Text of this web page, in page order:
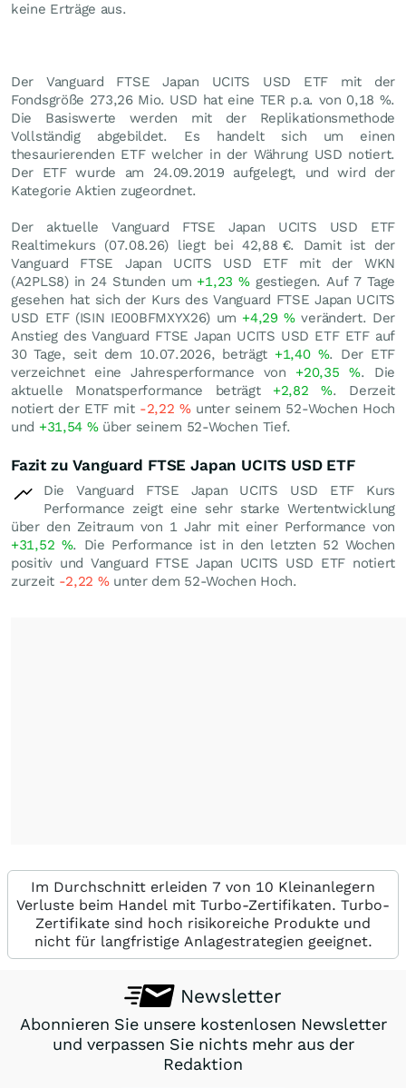
keine Erträge aus.
Der Vanguard FTSE Japan UCITS USD ETF mit der
Fondsgröße 273,26 Mio. USD hat eine TER p.a. von 0,18 %.
Die Basiswerte werden mit der Replikationsmethode
Vollständig abgebildet. Es handelt sich um einen
thesaurierenden ETF welcher in der Währung USD notiert.
Der ETF wurde am 24.09.2019 aufgelegt, und wird der
Kategorie Aktien zugeordnet.
Der aktuelle Vanguard FTSE Japan UCITS USD ETF
Realtimekurs (07.08.26) liegt bei 42,88 €. Damit ist der
Vanguard FTSE Japan UCITS USD ETF mit der WKN
(A2PLS8) in 24 Stunden um +1,23%gestiegen. Auf 7 Tage
gesehen hat sich der Kurs des Vanguard FTSE Japan UCITS
USD ETF (ISIN IE00BFMXYX26) um +4,29% verändert. Der
Anstieg des Vanguard FTSE Japan UCITS USD ETF ETF auf
30 Tage, seit dem 10.07.2026, beträgt +1,40 %. Der ETF
verzeichnet eine Jahresperformance von +20,35%. Die
aktuelle Monatsperformance beträgt +2,82%. Derzeit
notiert der ETF mit -2,22 %unter seinem 52-Wochen Hoch
und +31,54 %über seinem 52-Wochen Tief.
Fazit zu Vanguard FTSE Japan UCITS USD ETF
Die Vanguard FTSE Japan UCITS USD ETF Kurs
Performance zeigt eine sehr starke Wertentwicklung
über den Zeitraum von 1 Jahr mit einer Performance von
+31,52 %. Die Performance ist in den letzten 52 Wochen
positiv und Vanguard FTSE Japan UCITS USD ETF notiert
zurzeit -2,22 %unter dem 52-Wochen Hoch.
Im Durchschnitt erleiden 7 von 10 Kleinanlegern
Verluste beim Handel mit Turbo-Zertifikaten. Turbo-
Zertifikate sind hoch risikoreiche Produkte und
nicht für langfristige Anlagestrategien geeignet.
Newsletter
Abonnieren Sie unsere kostenlosen Newsletter
und verpassen Sie nichts mehr aus der
Redaktion